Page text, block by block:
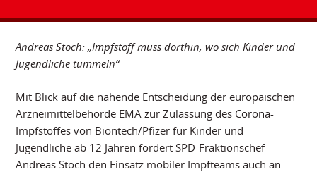
Andreas Stoch: „Impfstoff muss dorthin, wo sich Kinder und
Jugendliche tummeln“
Mit Blick auf die nahende Entscheidung der europäischen
Arzneimittelbehörde EMA zur Zulassung des Corona-
Impfstoffes von Biontech/Pfizer für Kinder und
Jugendliche ab 12 Jahren fordert SPD-Fraktionschef
Andreas Stoch den Einsatz mobiler Impfteams auch an